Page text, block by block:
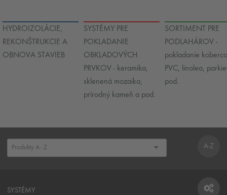
HYDROIZOLÁCIE,
REKONŠTRUKCIE A
OBNOVA STAVIEB
SYSTÉMY PRE
POKLADANIE
OBKLADOVÝCH
PRVKOV - keramika,
sklenená mozaika,
prírodný kameň a pod.
SORTIMENT PRE
PODLAHÁROV -
pokladanie
PVC, linolea,
pod.
A-Z
SYSTÉMY